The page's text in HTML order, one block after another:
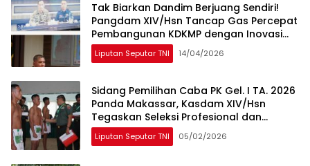
Tak Biarkan Dandim Berjuang Sendiri!
Pangdam XIV/Hsn Tancap Gas Percepat
Pembangunan KDKMP dengan Inovasi
Workshop
Liputan Seputar TNI 14/04/2026
Sidang Pemilihan Caba PK Gel. I TA. 2026
Panda Makassar, Kasdam XIV/Hsn
Tegaskan Seleksi Profesional dan
Objektif
Liputan Seputar TNI 05/02/2026